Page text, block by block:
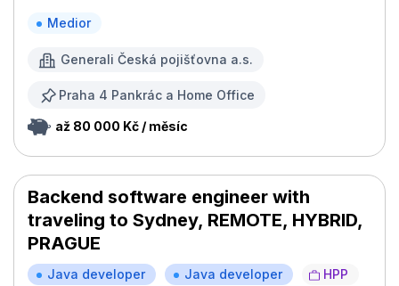
Medior
Generali Česká pojišťovna a.s.
Praha 4 Pankrác a Home Office
až 80 000 Kč / měsíc
Backend software engineer with
traveling to Sydney, REMOTE, HYBRID,
PRAGUE
Java developer Java developer
HPP